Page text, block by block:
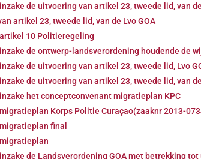
de uitvoering van artikel 23, tweede lid, van
artikel 23, tweede lid, van de Lvo GOA
10 Politieregeling
de ontwerp-landsverordening houdende de
de uitvoering van artikel 23, tweede lid, Lvo
de uitvoering van artikel 23, tweede lid, van
het conceptconvenant migratieplan KPC
Korps Politie Curaçao(zaaknr 2013-
final
de Landsverordening GOA met betrekking